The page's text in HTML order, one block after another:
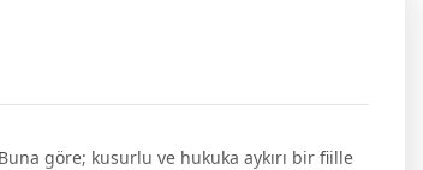
göre; kusurlu ve hukuka aykırı bir fiille